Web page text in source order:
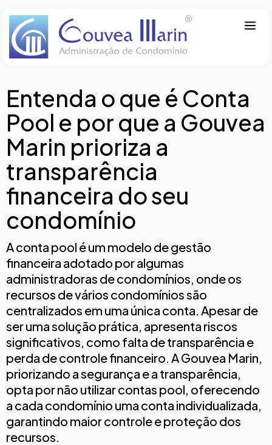
Entenda o que é Conta
Pool e por que a Gouvea
Marin prioriza a
transparência
financeira do seu
condomínio
A conta pool é um modelo de gestão
financeira adotado por algumas
administradoras de condomínios, onde os
recursos de vários condomínios são
centralizados em uma única conta. Apesar de
ser uma solução prática, apresenta riscos
significativos, como falta de transparência e
perda de controle financeiro. A Gouvea Marin,
priorizando a segurança e a transparência,
opta por não utilizar contas pool, oferecendo
a cada condomínio uma conta individualizada,
garantindo maior controle e proteção dos
recursos.